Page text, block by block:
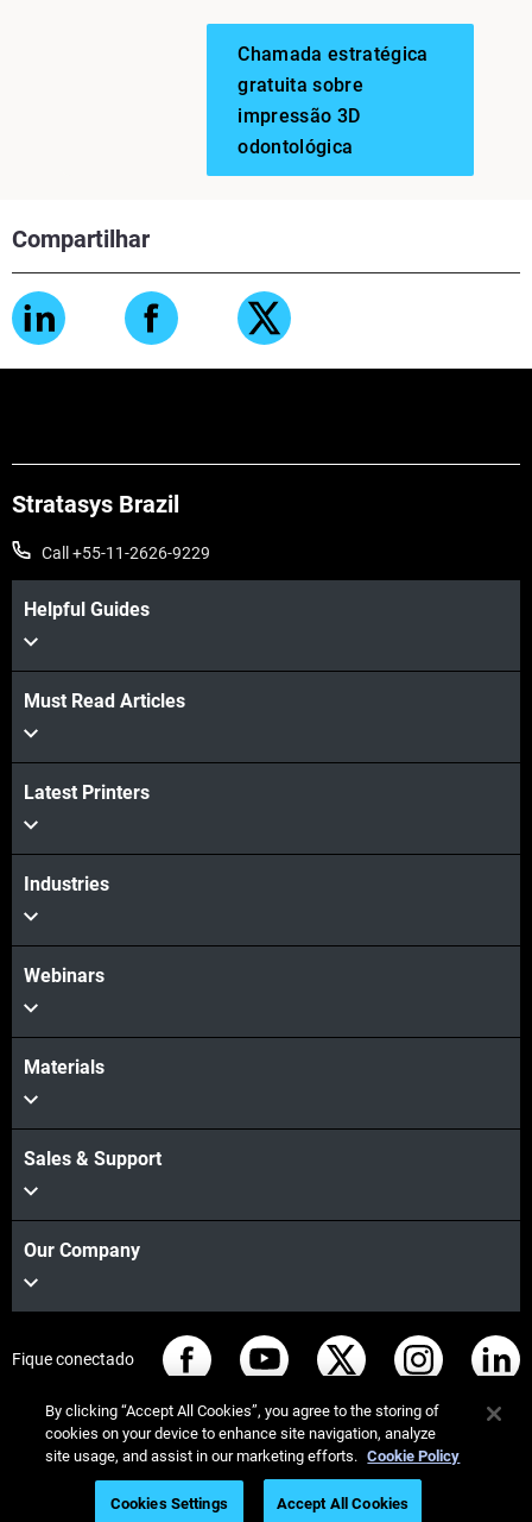
Chamada estratégica
gratuita sobre
impressão 3D
odontológica
Compartilhar
Stratasys Brazil
Call +55-11-2626-9229
Helpful Guides
Must Read Articles
Latest Printers
Industries
Webinars
Materials
Sales & Support
Our Company
Fique conectado
© Stratasys 2026 Informação legal
Política de privacidade
Conformidade REACH
By clicking “Accept All Cookies”, you agree to the storing of
cookies on your device to enhance site navigation, analyze
site usage, and assist in our marketing efforts. Cookie Policy
Cookies Settings Accept All Cookies